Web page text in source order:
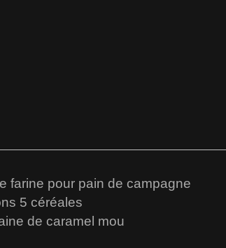
farine pour pain de campagne
5 céréales
de caramel mou